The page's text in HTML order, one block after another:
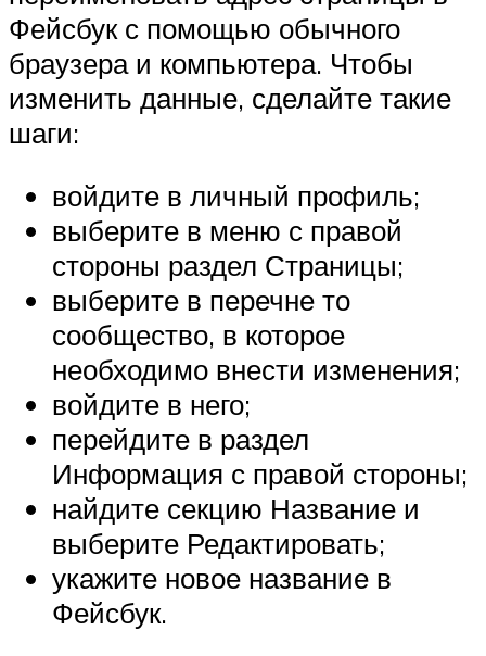
Фейсбук с помощью обычного
браузера и компьютера. Чтобы
изменить данные, сделайте такие
шаги:
войдите в личный профиль;
выберите в меню с правой
стороны раздел Страницы;
выберите в перечне то
сообщество, в которое
необходимо внести изменения;
войдите в него;
перейдите в раздел
Информация с правой стороны;
найдите секцию Название и
выберите Редактировать;
укажите новое название в
Фейсбук.